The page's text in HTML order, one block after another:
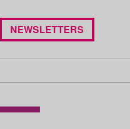
NEWSLETTERS